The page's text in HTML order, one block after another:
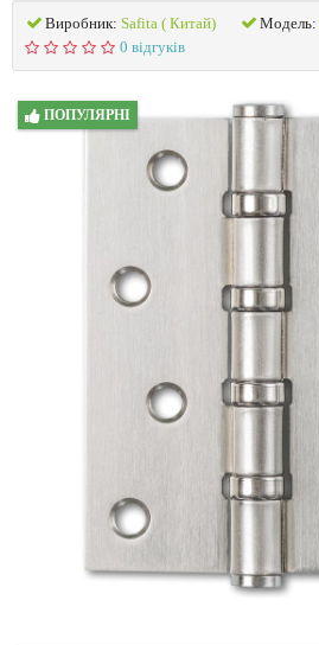
Виробник: Safita ( Китай) Модель:
0 відгуків
ПОПУЛЯРНІ